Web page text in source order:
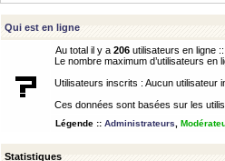
Qui est en ligne
Au total il y a 206 utilisateurs en ligne
Le nombre maximum d’utilisateurs en
Utilisateurs inscrits : Aucun utilisateur
Ces données sont basées sur les
Légende :: Administrateurs
Statistiques